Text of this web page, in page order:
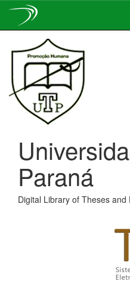
navigation
Paraná
Digital Library of Theses and